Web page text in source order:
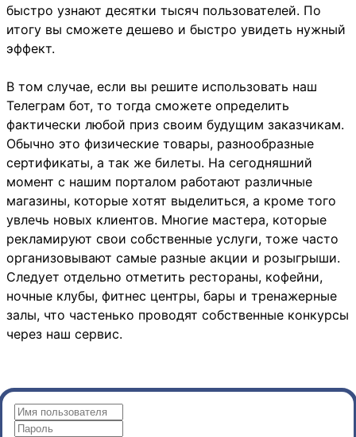
быстро узнают десятки тысяч пользователей. По
итогу вы сможете дешево и быстро увидеть нужный
эффект.
В том случае, если вы решите использовать наш
Телеграм бот, то тогда сможете определить
фактически любой приз своим будущим заказчикам.
Обычно это физические товары, разнообразные
сертификаты, а так же билеты. На сегодняшний
момент с нашим порталом работают различные
магазины, которые хотят выделиться, а кроме того
увлечь новых клиентов. Многие мастера, которые
рекламируют свои собственные услуги, тоже часто
организовывают самые разные акции и розыгрыши.
Следует отдельно отметить рестораны, кофейни,
ночные клубы, фитнес центры, бары и тренажерные
залы, что частенько проводят собственные конкурсы
через наш сервис.